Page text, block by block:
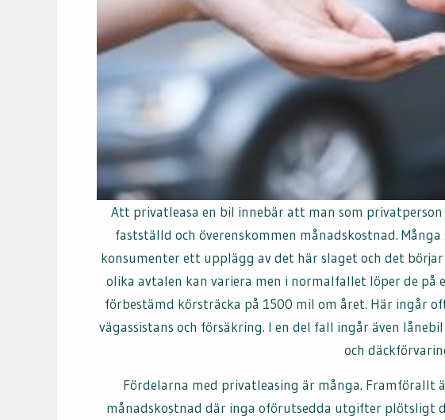
Att privatleasa en bil innebär att man som
fastställd och överenskommen månadskostnad.
konsumenter ett upplägg av det här slaget och det
olika avtalen kan variera men i normalfallet löper de på
förbestämd körsträcka på 1500 mil om året. Här ingår
vägassistans och försäkring. I en del fall ingår även
och
Fördelarna med privatleasing är många. Framförallt
månadskostnad där inga oförutsedda utgifter plötsligt